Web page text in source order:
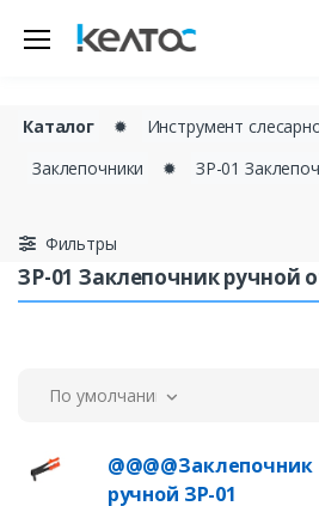
Каталог ✹ Инструмент
Заклепочники
✹ ЗР-01
Фильтры
ЗР-01 Заклепочник ручной
По умолчанию
@@@@Заклепочник
ручной ЗР-01